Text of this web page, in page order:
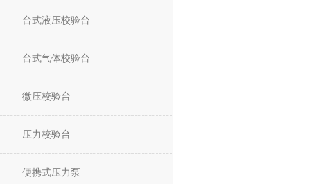
台式液压校验台
台式气体校验台
微压校验台
压力校验台
便携式压力泵